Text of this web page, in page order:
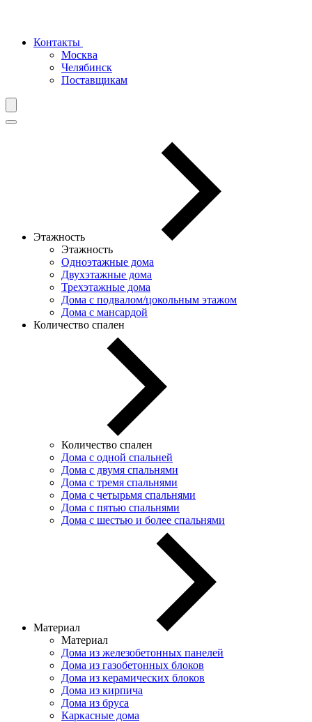
Контакты
Москва
Челябинск
Поставщикам
Этажность
Этажность
Одноэтажные дома
Двухэтажные дома
Трехэтажные дома
Дома с подвалом/цокольным этажом
Дома с мансардой
Количество спален
Количество спален
Дома с одной спальней
Дома с двумя спальнями
Дома с тремя спальнями
Дома с четырьмя спальнями
Дома с пятью спальнями
Дома с шестью и более спальнями
Материал
Материал
Дома из железобетонных панелей
Дома из газобетонных блоков
Дома из керамических блоков
Дома из кирпича
Дома из бруса
Каркасные дома